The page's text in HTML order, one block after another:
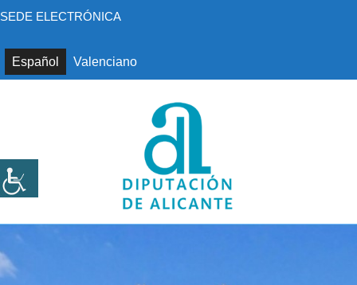
al
SEDE ELECTRÓNICA
Español Valenciano